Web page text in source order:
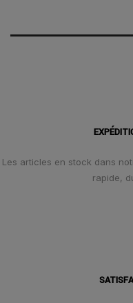
Les articles en stock dans
rapide,